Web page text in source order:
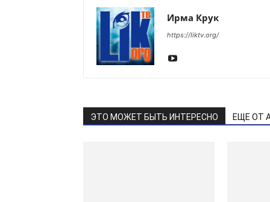
Ирма Крук
https://liktv.org/
ЭТО МОЖЕТ БЫТЬ ИНТЕРЕСНО ЕЩЕ ОТ